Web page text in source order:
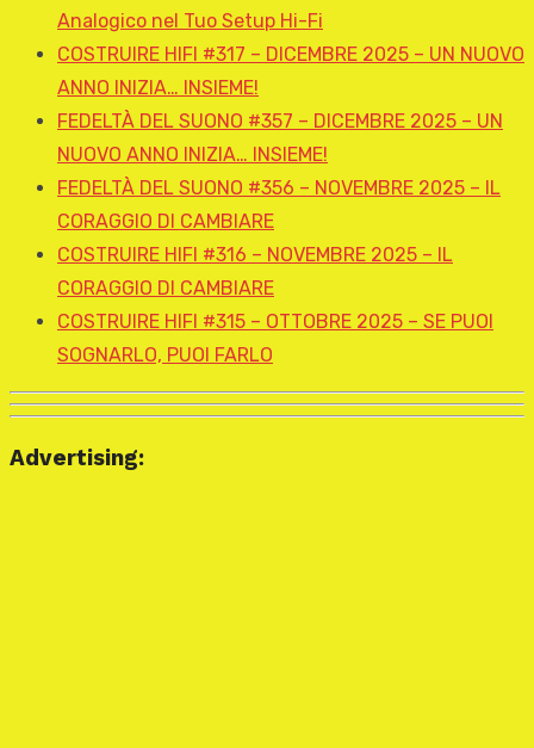
Analogico nel Tuo Setup Hi-Fi
COSTRUIRE HIFI #317 – DICEMBRE 2025 – UN NUOVO
ANNO INIZIA… INSIEME!
FEDELTÀ DEL SUONO #357 – DICEMBRE 2025 – UN
NUOVO ANNO INIZIA… INSIEME!
FEDELTÀ DEL SUONO #356 – NOVEMBRE 2025 – IL
CORAGGIO DI CAMBIARE
COSTRUIRE HIFI #316 – NOVEMBRE 2025 – IL
CORAGGIO DI CAMBIARE
COSTRUIRE HIFI #315 – OTTOBRE 2025 – SE PUOI
SOGNARLO, PUOI FARLO
Advertising: